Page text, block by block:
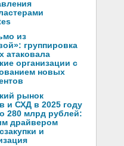
из
группировка
атаковала
организации с
новых
рынок
и СХД в 2025 году
280 млрд рублей:
драйвером
и